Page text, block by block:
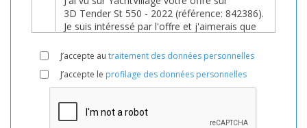
J’accepte au traitement des données personnelles
J’accepte le profilage des données personnelles